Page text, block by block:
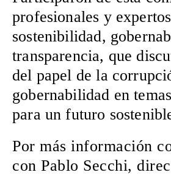
profesionales y
sostenibilidad,
transparencia, que
del papel de la
gobernabilidad en
para un futuro
Por más información
con Pablo Secchi,